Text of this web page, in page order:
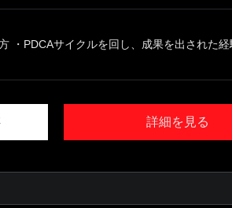
・PDCAサイクルを回し、成果を出された
詳細を見る